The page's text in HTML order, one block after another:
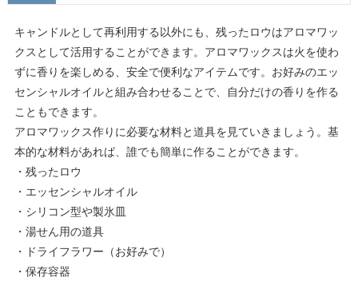
キャンドルとして再利用する以外にも、残ったロウはアロマワッ
クスとして活用することができます。アロマワックスは火を使わ
ずに香りを楽しめる、安全で便利なアイテムです。お好みのエッ
センシャルオイルと組み合わせることで、自分だけの香りを作る
こともできます。
アロマワックス作りに必要な材料と道具を見ていきましょう。基
本的な材料があれば、誰でも簡単に作ることができます。
・残ったロウ
・エッセンシャルオイル
・シリコン型や製氷皿
・湯せん用の道具
・ドライフラワー（お好みで）
・保存容器